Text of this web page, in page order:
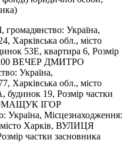
Україна,
Харківська обл., місто
53Е, квартира 6, Розмір
0,00 ВЕЧЕР ДМИТРО
Україна,
Харківська обл., місто
19, Розмір частки
ІГОР
Місцезнаходження:
місто Харків, ВУЛИЦЯ
частки засновника